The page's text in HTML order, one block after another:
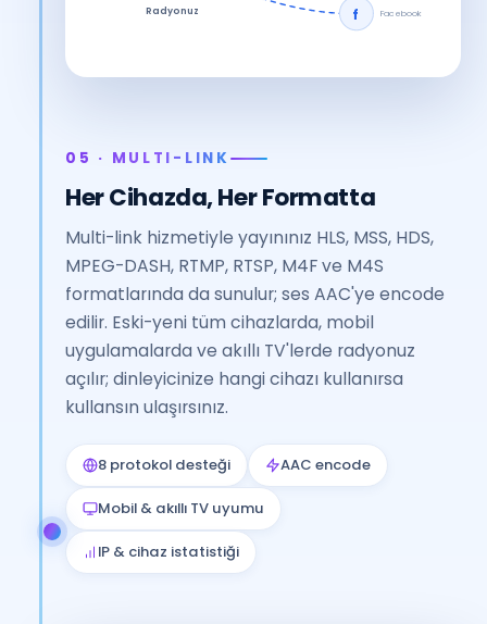
Radyonuz f Facebook
05 · MULTI-LINK
Her Cihazda, Her Formatta
Multi-link hizmetiyle yayınınız HLS, MSS, HDS,
MPEG-DASH, RTMP, RTSP, M4F ve M4S
formatlarında da sunulur; ses AAC'ye encode
edilir. Eski-yeni tüm cihazlarda, mobil
uygulamalarda ve akıllı TV'lerde radyonuz
açılır; dinleyicinize hangi cihazı kullanırsa
kullansın ulaşırsınız.
8 protokol desteği AAC encode
Mobil & akıllı TV uyumu
IP & cihaz istatistiği